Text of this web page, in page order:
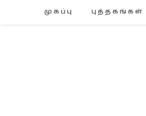
முகப்பு புத்தகங்கள்